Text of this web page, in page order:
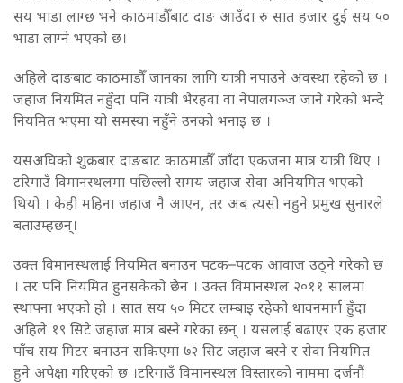
सय भाडा लाग्छ भने काठमाडौँबाट दाङ आउँदा रु सात हजार दुई सय ५०
भाडा लाग्ने भएको छ।
अहिले दाङबाट काठमाडौँ जानका लागि यात्री नपाउने अवस्था रहेको छ ।
जहाज नियमित नहुँदा पनि यात्री भैरहवा वा नेपालगञ्ज जाने गरेको भन्दै
नियमित भएमा यो समस्या नहुँने उनको भनाइ छ ।
यसअघिको शुक्रबार दाङबाट काठमाडौँ जाँदा एकजना मात्र यात्री थिए ।
टरिगाउँ विमानस्थलमा पछिल्लो समय जहाज सेवा अनियमित भएको
थियो । केही महिना जहाज नै आएन, तर अब त्यसो नहुने प्रमुख सुनारले
बताउम्हछन्।
उक्त विमानस्थलाई नियमित बनाउन पटक–पटक आवाज उठ्ने गरेको छ
। तर पनि नियमित हुनसकेको छैन । उक्त विमानस्थल २०११ सालमा
स्थापना भएको हो । सात सय ५० मिटर लम्बाइ रहेको धावनमार्ग हुँदा
अहिले १९ सिटे जहाज मात्र बस्ने गरेका छन् । यसलाई बढाएर एक हजार
पाँच सय मिटर बनाउन सकिएमा ७२ सिट जहाज बस्ने र सेवा नियमित
हुने अपेक्षा गरिएको छ ।टरिगाउँ विमानस्थल विस्तारकाे नाममा दर्जनौं